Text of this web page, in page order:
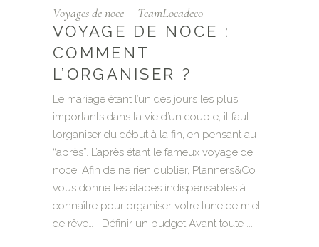
Voyages de noce TeamLocadeco
VOYAGE DE NOCE :
COMMENT
L’ORGANISER ?
Le mariage étant l’un des jours les plus
importants dans la vie d’un couple, il faut
l’organiser du début à la fin, en pensant au
“après”. L’après étant le fameux voyage de
noce. Afin de ne rien oublier, Planners&Co
vous donne les étapes indispensables à
connaître pour organiser votre lune de miel
de rêve… Définir un budget Avant toute